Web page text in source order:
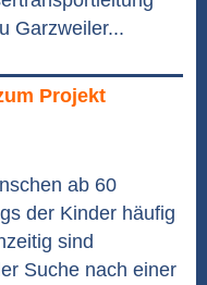
Garzweiler...
Projekt
ab 60
der Kinder häufig
sind
Suche nach einer